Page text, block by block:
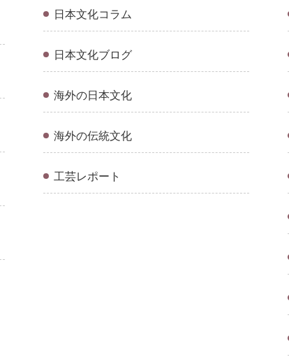
日本文化コラム
日本文化ブログ
海外の日本文化
海外の伝統文化
工芸レポート